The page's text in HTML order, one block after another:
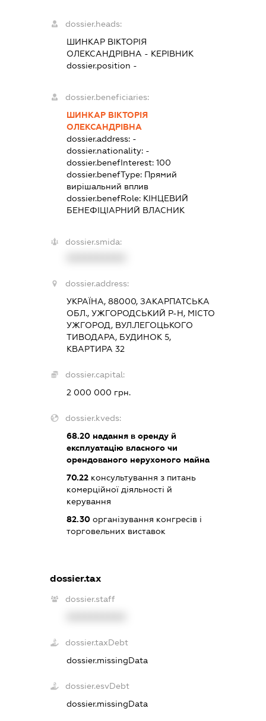
dossier.heads:
ШИНКАР ВІКТОРІЯ
ОЛЕКСАНДРІВНА - КЕРІВНИК
dossier.position -
dossier.beneficiaries:
ШИНКАР ВІКТОРІЯ
ОЛЕКСАНДРІВНА
dossier.address: -
dossier.nationality: -
dossier.benefInterest:100
dossier.benefType: Прямий
вирішальний вплив
dossier.benefRole: КІНЦЕВИЙ
БЕНЕФІЦІАРНИЙ ВЛАСНИК
dossier.smida:
dossier.address:
УКРАЇНА, 88000, ЗАКАРПАТСЬКА
ОБЛ., УЖГОРОДСЬКИЙ Р-Н, МІСТО
УЖГОРОД, ВУЛ.ЛЕГОЦЬКОГО
ТИВОДАРА, БУДИНОК 5,
КВАРТИРА 32
dossier.capital:
2 000 000 грн.
dossier.kveds:
68.20 надання в оренду й
експлуатацію власного чи
орендованого нерухомого майна
70.22 консультування з питань
комерційної діяльності й
керування
82.30 організування конгресів і
торговельних виставок
dossier.tax
dossier.staff
dossier.taxDebt
dossier.missingData
dossier.esvDebt
dossier.missingData